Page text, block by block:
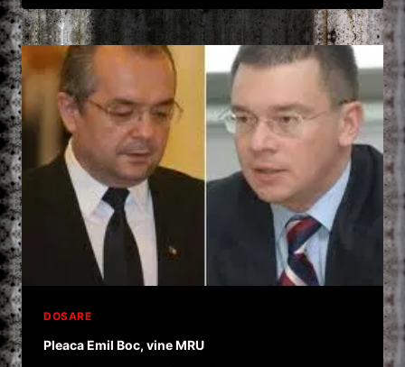
REINVENTEAZA
O
NOUA
O
NOUA
CULOARE
DOSARE
Pleaca Emil Boc, vine MRU